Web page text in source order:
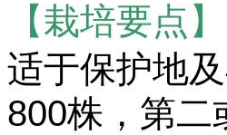
【栽培要点】
适于保护地
800株，第二